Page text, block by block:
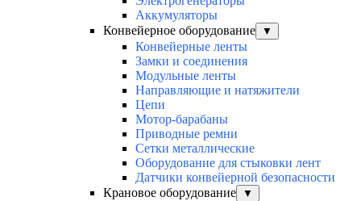
Аккумуляторы
Конвейерное оборудование
▼
Конвейерные ленты
Замки и соединения
Модульные ленты
Направляющие и натяжители
Цепи
Мотор-барабаны
Приводные ремни
Сетки металлические
Оборудование для стыковки лент
Датчики конвейерной безопасности
Крановое оборудование
▼